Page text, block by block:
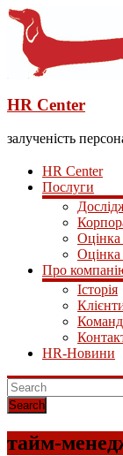
HR Center
залученість
HR Center
Послуги
Оцінка
Про
Історія
HR-Новини
тайм-